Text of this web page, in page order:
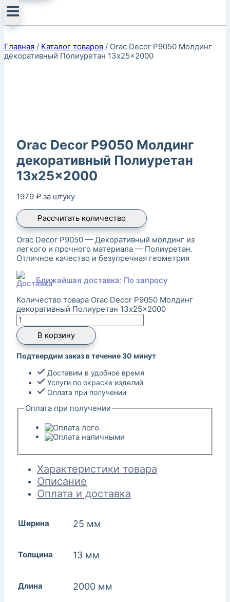
Главная / Каталог товаров / Orac Decor P9050 Молдинг
декоративный Полиуретан 13x25x2000
Orac Decor P9050 Молдинг
декоративный Полиуретан
13x25x2000
1979 ₽ за штуку
Рассчитать количество
Orac Decor P9050 — Декоративный молдинг из
легкого и прочного материала — Полиуретан.
Отличное качество и безупречная геометрия
Ближайшая доставка: По запросу
Количество товара Orac Decor P9050 Молдинг
декоративный Полиуретан 13x25x2000
В корзину
Подтвердим заказ в течение 30 минут
Доставим в удобное время
Услуги по окраске изделий
Оплата при получении
Оплата при получении
Характеристики товара
Описание
Оплата и доставка
Ширина 25 мм
Толщина 13 мм
Длина 2000 мм